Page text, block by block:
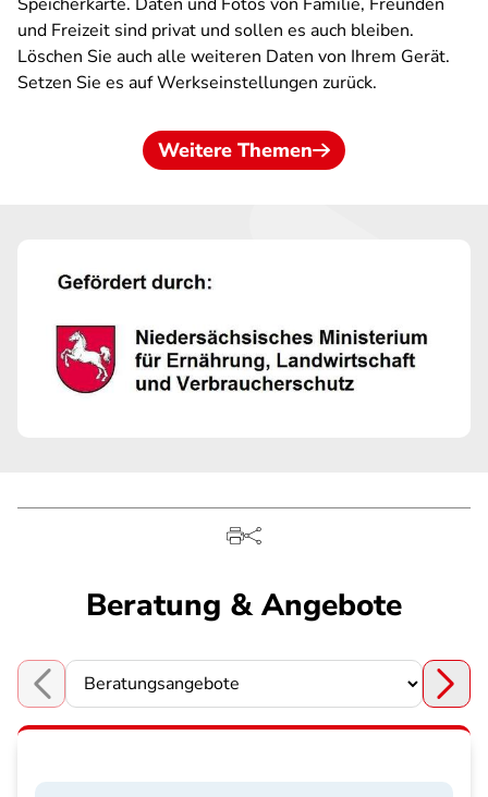
und Freizeit sind privat und sollen es auch bleiben.
Löschen Sie auch alle weiteren Daten von Ihrem Gerät.
Setzen Sie es auf Werkseinstellungen zurück.
Weitere Themen
Beratung & Angebote
Choose a section